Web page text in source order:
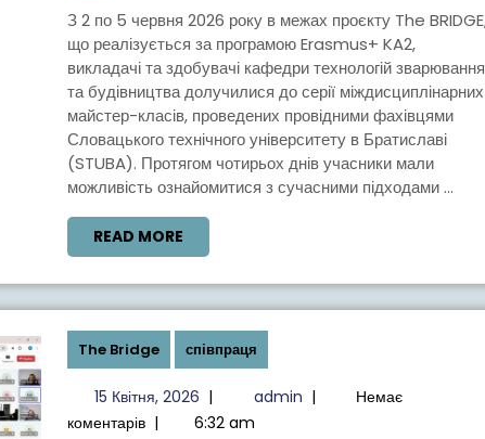
КЛАСИ
З
ІНФОРМАЦІЙНОГО
МОДЕЛЮВАННЯ
БУДІВЕЛЬ
(BIM)
ЗА
ПРОЄКТОМ
BRIDGE
З 2 по 5 червня 2026 року в межах проєкту The BRIDGE,
що реалізується за програмою Erasmus+ KA2,
викладачі та здобувачі кафедри технологій зварювання
та будівництва долучилися до серії міждисциплінарних
майстер-класів, проведених провідними фахівцями
Словацького технічного університету в Братиславі
(STUBA). Протягом чотирьох днів учасники мали
можливість ознайомитися з сучасними підходами ...
READ MOREREAD
MORE
The Bridge співпраця
15 Квітня, 2026 15
Квітня,
| adminadmin
|
Немає
коментарів | 6:32 am